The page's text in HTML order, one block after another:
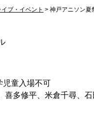
イブ・イベント >神戸アニソン夏
児童入場不可
喜多修平、米倉千尋、